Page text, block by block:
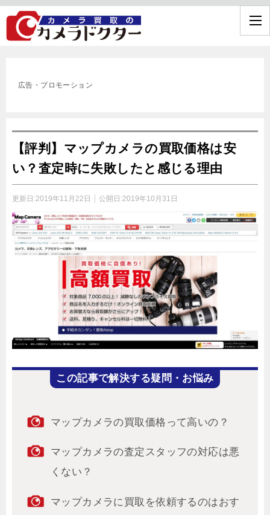
広告・プロモーション
【評判】マップカメラの買取価格は安
い？査定時に失敗したと感じる理由
更新日:2019年11月22日 公開日:2019年10月31日
この記事で解決する疑問・お悩み
マップカメラの買取価格って高いの？
マップカメラの査定スタッフの対応は悪
くない？
マップカメラに買取を依頼するのはおす